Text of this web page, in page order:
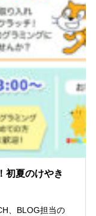
初夏のけやき
、BLOG担当の